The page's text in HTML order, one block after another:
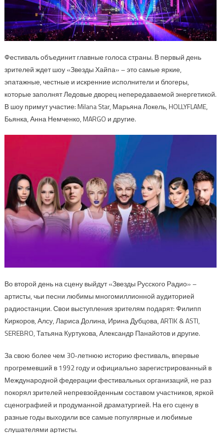
Фестиваль объединит главные голоса страны. В первый день
зрителей ждет шоу «Звезды Хайпа» – это самые яркие,
эпатажные, честные и искренние исполнители и блогеры,
которые заполнят Ледовые дворец непередаваемой энергетикой.
В шоу примут участие: Milana Star, Марьяна Локель, HOLLYFLAME,
Бьянка, Анна Немченко, MARGO и другие.
Во второй день на сцену выйдут «Звезды Русского Радио» –
артисты, чьи песни любимы многомиллионной аудиторией
радиостанции. Свои выступления зрителям подарят: Филипп
Киркоров, Алсу, Лариса Долина, Ирина Дубцова, ARTIK & ASTI,
SEREBRO, Татьяна Куртукова, Александр Панайотов и другие.
За свою более чем 30-летнюю историю фестиваль, впервые
прогремевший в 1992 году и официально зарегистрированный в
Международной федерации фестивальных организаций, не раз
покорял зрителей непревзойденным составом участников, яркой
сценографией и продуманной драматургией. На его сцену в
разные годы выходили все самые популярные и любимые
слушателями артисты.